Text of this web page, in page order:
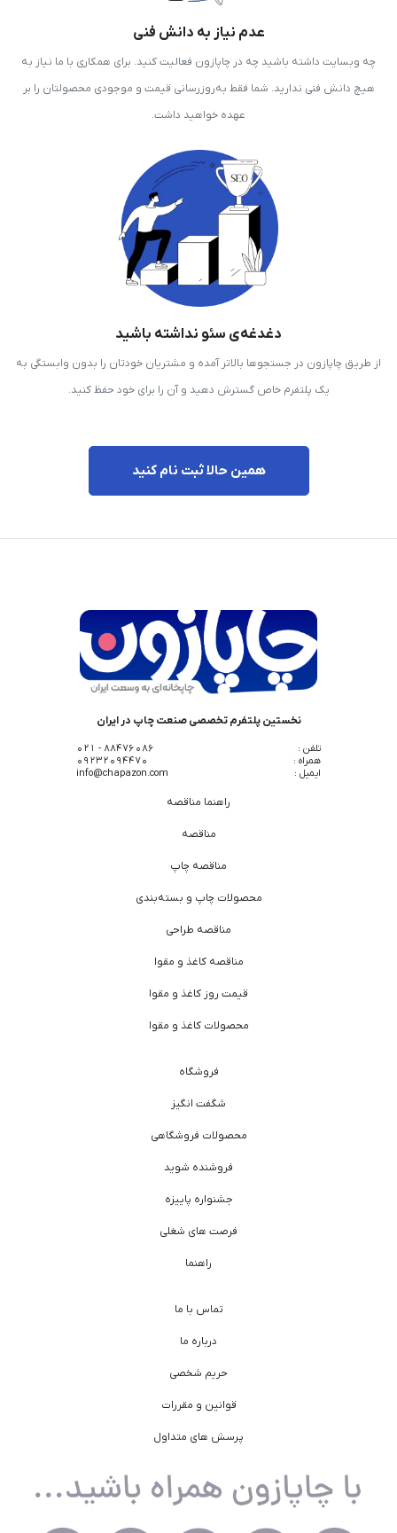
عدم نیاز به دانش فنی
چه وبسایت داشته باشید چه در چاپازون فعالیت کنید. برای همکاری با ما نیاز به
هیچ دانش فنی ندارید. شما فقط به‌روزرسانی قیمت و موجودی محصولتان را بر
عهده خواهید داشت.
دغدغه‌ی سئو نداشته باشید
از طریق چاپازون در جستجوها بالاتر آمده و مشتریان خودتان را بدون وابستگی به
یک پلتفرم خاص گسترش دهید و آن را برای خود حفظ کنید.
همین حالا ثبت نام کنید
نخستین پلتفرم تخصصی صنعت چاپ در ایران
تلفن :
88476086 - 021
همراه :
09232094470
ایمیل :
info@chapazon.com
راهنما مناقصه
مناقصه
مناقصه چاپ
محصولات چاپ و بسته‌بندی
مناقصه طراحی
مناقصه کاغذ و مقوا
قیمت روز کاغذ و مقوا
محصولات کاغذ و مقوا
فروشگاه
شگفت انگیز
محصولات فروشگاهی
فروشنده شوید
جشنواره پاییزه
فرصت های شغلی
راهنما
تماس با ما
درباره ما
حریم شخصی
قوانین و مقررات
پرسش های متداول